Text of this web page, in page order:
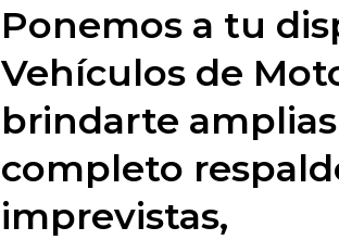
Ponemos a tu
Vehículos de
brindarte
completo
imprevistas,